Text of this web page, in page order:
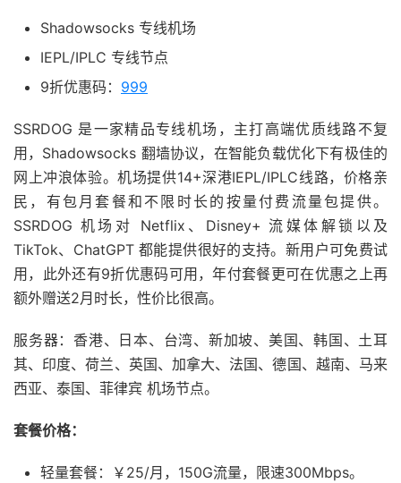
Shadowsocks 专线机场
IEPL/IPLC 专线节点
9折优惠码： 999
SSRDOG 是一家精品专线机场，主打高端优质线路不复
用，Shadowsocks 翻墙协议，在智能负载优化下有极佳的
网上冲浪体验。机场提供14+深港IEPL/IPLC线路，价格亲
民，有包月套餐和不限时长的按量付费流量包提供。
SSRDOG 机场对 Netflix、Disney+ 流媒体解锁以及
TikTok、ChatGPT 都能提供很好的支持。新用户可免费试
用，此外还有9折优惠码可用，年付套餐更可在优惠之上再
额外赠送2月时长，性价比很高。
服务器：香港、日本、台湾、新加坡、美国、韩国、土耳
其、印度、荷兰、英国、加拿大、法国、德国、越南、马来
西亚、泰国、菲律宾 机场节点。
套餐价格：
轻量套餐：￥25/月，150G流量，限速300Mbps。